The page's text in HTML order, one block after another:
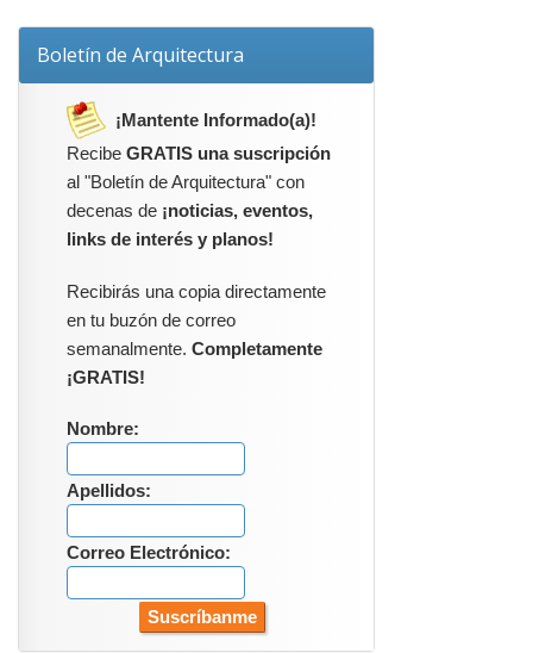
Boletín de Arquitectura
¡Mantente Informado(a)!
Recibe GRATIS una suscripción
al "Boletín de Arquitectura" con
decenas de ¡noticias, eventos,
links de interés y planos!
Recibirás una copia directamente
en tu buzón de correo
semanalmente. Completamente
¡GRATIS!
Nombre:
Apellidos:
Correo Electrónico: